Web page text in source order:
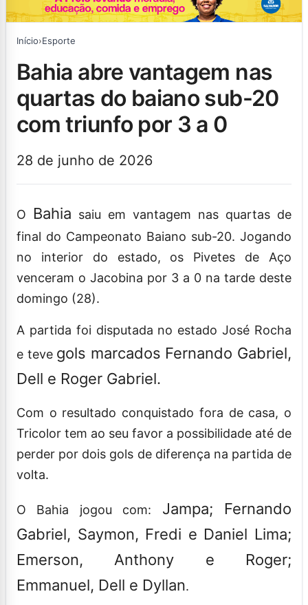
Início›Esporte
bahia abre vantagem nas
quartas do baiano sub-20
com triunfo por 3 a 0
28 de junho de 2026
O Bahia saiu em vantagem nas quartas de
final do Campeonato Baiano sub-20. Jogando
no interior do estado, os Pivetes de Aço
venceram o Jacobina por 3 a 0 na tarde deste
domingo (28).
A partida foi disputada no estado José Rocha
e teve gols marcados Fernando Gabriel,
Dell e Roger Gabriel.
Com o resultado conquistado fora de casa, o
Tricolor tem ao seu favor a possibilidade até de
perder por dois gols de diferença na partida de
volta.
O Bahia jogou com: Jampa; Fernando
Gabriel, Saymon, Fredi e Daniel Lima;
Emerson, Anthony e Roger;
Emmanuel, Dell e Dyllan.